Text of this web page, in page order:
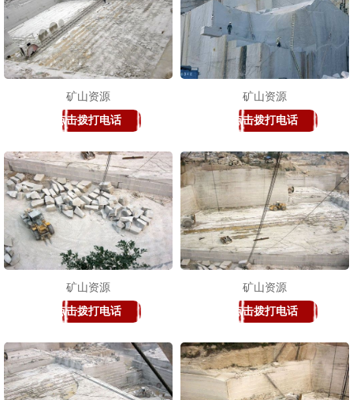
矿山资源
点击拨打电话
矿山资源
点击拨打电话
矿山资源
点击拨打电话
矿山资源
点击拨打电话